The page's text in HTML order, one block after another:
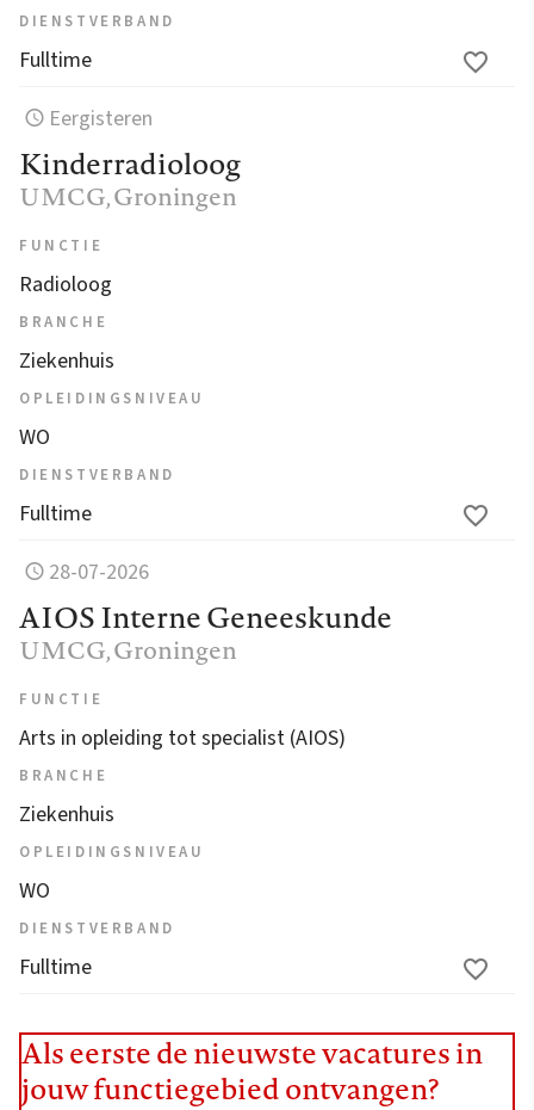
DIENSTVERBAND
Fulltime
Eergisteren
Kinderradioloog
UMCG, Groningen
FUNCTIE
Radioloog
BRANCHE
Ziekenhuis
OPLEIDINGSNIVEAU
WO
DIENSTVERBAND
Fulltime
28-07-2026
AIOS Interne Geneeskunde
UMCG, Groningen
FUNCTIE
Arts in opleiding tot specialist (AIOS)
BRANCHE
Ziekenhuis
OPLEIDINGSNIVEAU
WO
DIENSTVERBAND
Fulltime
Als eerste de nieuwste vacatures in
jouw functiegebied ontvangen?